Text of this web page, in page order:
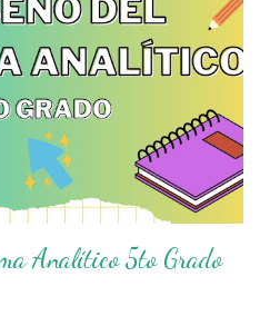
de trabajo acorde a sus
Agradecemos a los
ya que gracias a su
de estas planeaciones
solo los compartimos con
Analítico 5to Grado